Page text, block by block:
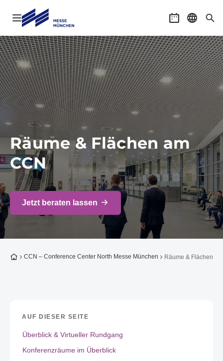
Navigation öffnen Sprache
Räume & Flächen am
CCN
Jetzt beraten lassen
Zur Startseite
CCN – Conference Center North Messe München Räume & Flächen
AUF DIESER SEITE
Überblick & Virtueller Rundgang
Konferenzräume im Überblick